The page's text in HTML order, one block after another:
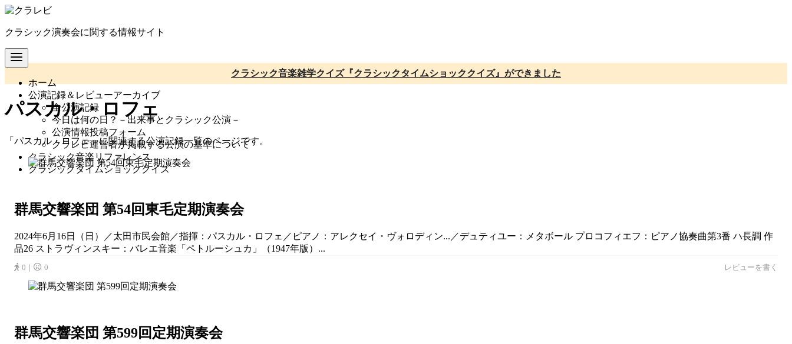
コ
テ
ン
ツ
移
クラシック演奏会に関する情報サイト
ホーム
公演記録＆レビューアーカイブ
全公演記録
今日は何の日？－出来事とクラシック公演－
公演情報投稿フォーム
クラレビ運営者が掲載する公演の基準について
クラシック音楽リファレンス
クラシックタイムショッククイズ
クラシック音楽雑学クイズ『クラシックタイムショッククイズ』ができました
パスカル・ロフェ
「パスカル・ロフェ」に関連する公演記録一覧のページです。
群馬交響楽団 第54回東毛定期演奏会
2024年6月16日（日）／太田市民会館／指揮：パスカル・ロフェ／ピアノ：アレクセイ・ヴォロディン...／デュティユー：メタボール プロコフィエフ：ピアノ協奏曲第3番 ハ⾧調 作
品26 ストラヴィンスキー：バレエ音楽「ペトルーシュカ」（1947年版）...
0｜ 0 レビューを書く
群馬交響楽団 第599回定期演奏会